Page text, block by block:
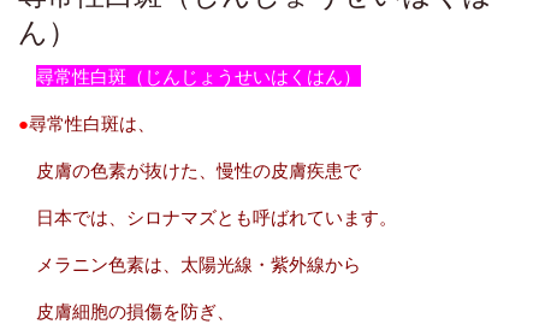
ん）
尋常性白斑（じんじょうせいはくはん）
●尋常性白斑は、
皮膚の色素が抜けた、慢性の皮膚疾患で
日本では、シロナマズとも呼ばれています。
メラニン色素は、太陽光線・紫外線から
皮膚細胞の損傷を防ぎ、